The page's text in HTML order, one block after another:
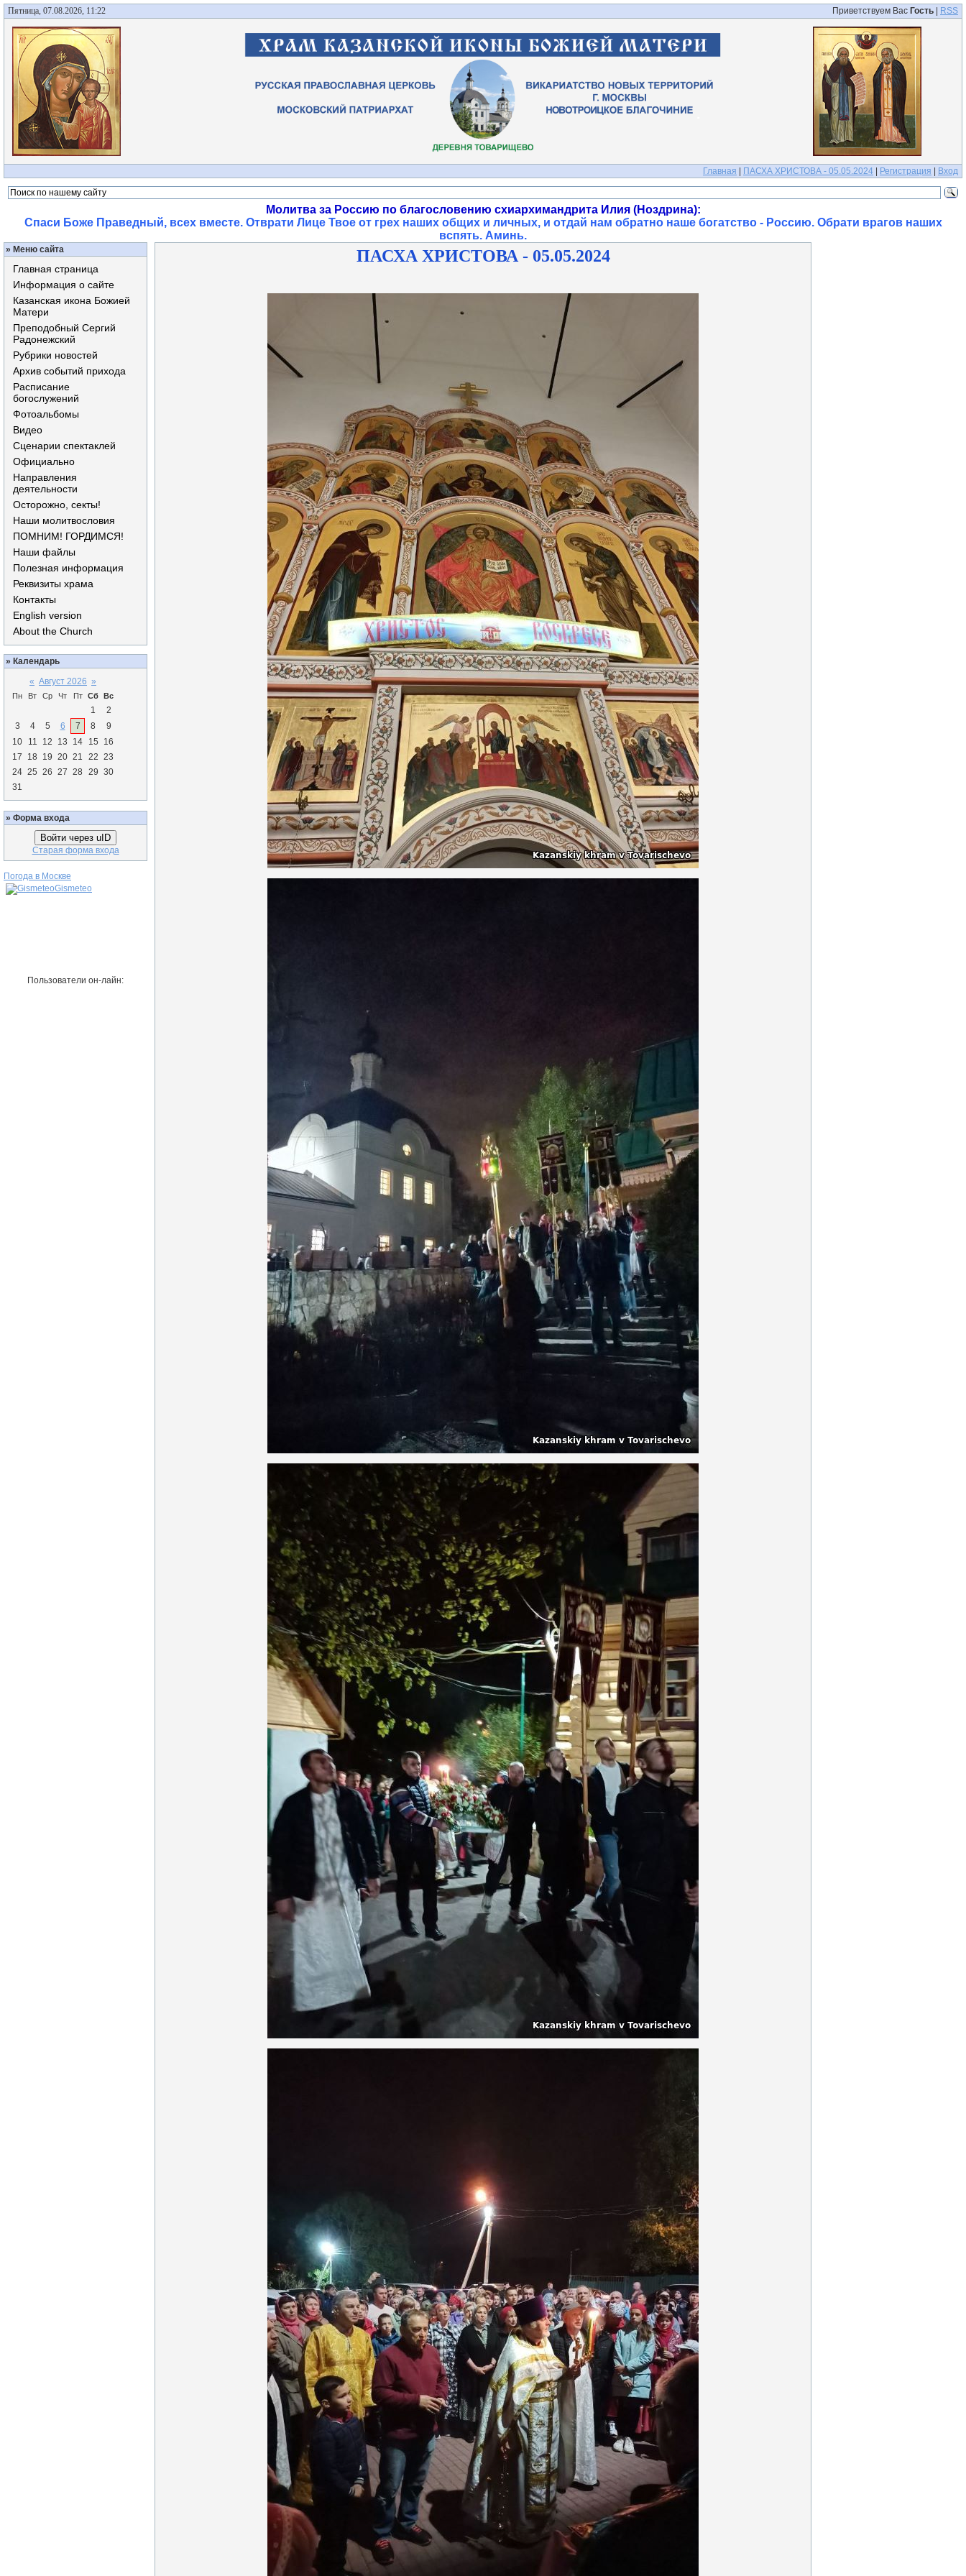
Пятница, 07.08.2026, 11:22 Приветствуем Вас Гость RSS
Главная ПАСХА ХРИСТОВА - 05.05.2024 Регистрация Вход
Молитва за Россию по благословению схиархимандрита Илия (Ноздрина):
Спаси Боже Праведный, всех вместе. Отврати Лице Твое от грех наших общих и личных, и отдай нам обратно наше богатство - Россию. Обрати врагов наших
вспять. Аминь.
» Меню сайта
Главная страница
Информация о сайте
Казанская икона Божией
Матери
Преподобный Сергий
Радонежский
Рубрики новостей
Архив событий прихода
Расписание
богослужений
Фотоальбомы
Видео
Сценарии спектаклей
Официально
Направления
деятельности
Осторожно, секты!
Наши молитвословия
ПОМНИМ! ГОРДИМСЯ!
Наши файлы
Полезная информация
Реквизиты храма
Контакты
English version
About the Church
» Календарь
« Август 2026 »
Пн Вт Ср Чт Пт Сб Вс
1
2
3
4 5 6 7 8
9
10
11 12 13 14 15
16
17
18 19 20 21 22 23
24 25 26 27 28 29 30
31
» Форма входа
Войти через uID
Старая форма входа
Погода в Москве
Gismeteo
Пользователи он-лайн:
ПАСХА ХРИСТОВА - 05.05.2024